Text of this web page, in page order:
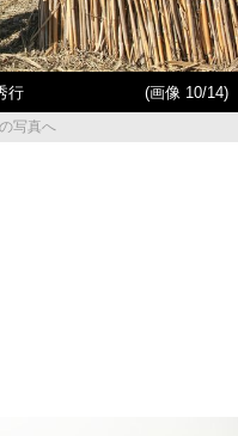
行
(画像 10/14)
写真へ